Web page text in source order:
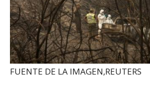
FUENTE DE LA IMAGEN,REUTERS